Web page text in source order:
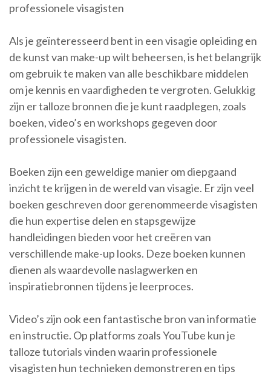
professionele visagisten
Als je geïnteresseerd bent in een visagie opleiding en
de kunst van make-up wilt beheersen, is het belangrijk
om gebruik te maken van alle beschikbare middelen
om je kennis en vaardigheden te vergroten. Gelukkig
zijn er talloze bronnen die je kunt raadplegen, zoals
boeken, video’s en workshops gegeven door
professionele visagisten.
Boeken zijn een geweldige manier om diepgaand
inzicht te krijgen in de wereld van visagie. Er zijn veel
boeken geschreven door gerenommeerde visagisten
die hun expertise delen en stapsgewijze
handleidingen bieden voor het creëren van
verschillende make-up looks. Deze boeken kunnen
dienen als waardevolle naslagwerken en
inspiratiebronnen tijdens je leerproces.
Video’s zijn ook een fantastische bron van informatie
en instructie. Op platforms zoals YouTube kun je
talloze tutorials vinden waarin professionele
visagisten hun technieken demonstreren en tips